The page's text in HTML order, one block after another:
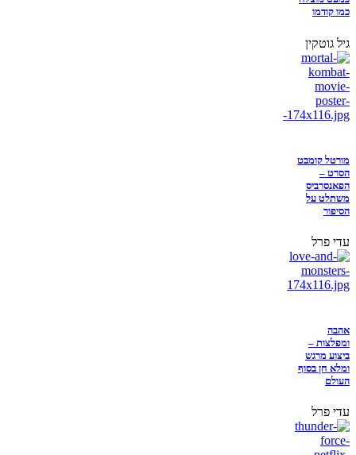
כמו קודמו
גיל גוטקין
מורטל קומבט
הסרט –
הפאנסרביס
משתלט על
הסיפור
עדי פרל
אהבה
ומפלצות –
ביצוע מרגש
ומלא חן בסוף
העולם
עדי פרל